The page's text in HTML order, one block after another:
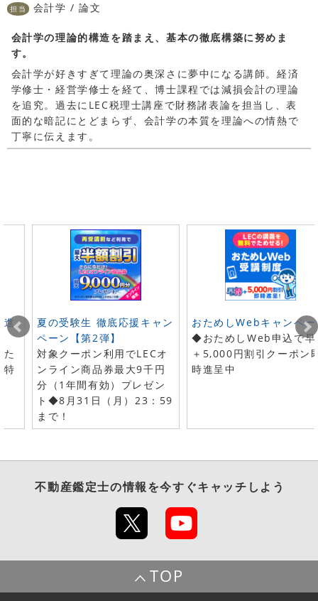
担当 会計学 / 論文
会計学の理論的構造を踏まえ、基本の徹底構築に努めま
す。
会計学が好きすぎて理論の奥深さに夢中になる講師。経済
学修士・経営学修士を経て、博士課程では減損会計の理論
を追究。過去にLEC税理士講座で財務諸表論を担当し、表
面的な暗記にとどまらず、会計学の本質を理論への情熱で
丁寧に伝えます。
進
特
夏の受験生 徹底応援キャン
ペーン【第2弾】
対象クーポン利用でLECオ
ンライン商品券最大9千円
分（1年間有効）プレゼン
ト◆8月31日（月）23：59
まで！
おためしWebキャンペ
◆おためしWeb申込で早
＋5,000円割引クーポン
時進呈中
不動産鑑定士の情報を今すぐキャッチしよう
TOP